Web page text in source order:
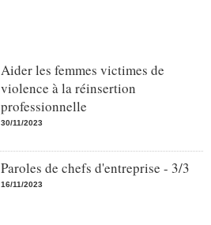
Aider les femmes victimes de
violence à la réinsertion
professionnelle
30/11/2023
Paroles de chefs d'entreprise - 3/3
16/11/2023